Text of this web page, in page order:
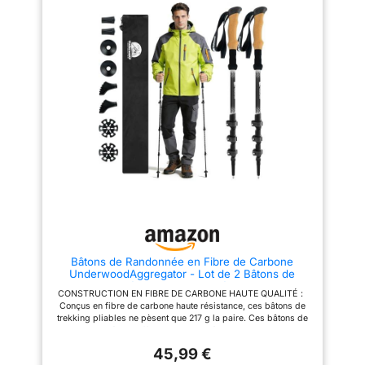
robuste pour un ajustement
rapide et fiable de la longueur
de 64,5 à 135 cm - Convient à
presque toutes les tailles et tous
les terrains Confort
professionnel : les poignées en
liège absorbant la transpiration
s'adaptent de manière
ergonomique à votre main.
L'extension de poignée en EVA
et la dragonne rembourrée
douce empêchent les points de
pression et les frottements et
assurent un confort durable
), paniers à chaussures pour
asphalte (2 x ), protections en
caoutchouc (4 x ), clips de
connexion (2 x ), cordes
transport - Prêt à l'emploi pour
votre prochaine aventure
de la randonnée, avec une
dragonne durable et réglable
pour un ajustement confortable.
EXPANDABLE AVEC LA
TECHNOLOGIE FLIP LOCK -
plus fiable, plus sûr, plus facile
à régler et à verrouiller en place
que les cannes à verrouillage
Livré avec des instructions
d'installation détaillées, vous
permettant de vous ajuster
rapidement et facilement à la
longueur souhaitée en quelques
secondes. La hauteur de la
COMPACTE, PRÊT À L'EMPLOI -
présentent une conception à
trois volets qui se replie à une
taille portable de 38 cm. Un
fourre-tout étanche est fourni
pour faciliter le transport et
l'emballage. LOT DE 10
embouts de bottes, 2 paniers à
Bâtons de Randonnée en Fibre de Carbone
UnderwoodAggregator - Lot de 2 Bâtons de
Femmes et Hommes, Bâtons de Marche
Ultralégers avec Poignée en Liège
CONSTRUCTION EN FIBRE DE CARBONE HAUTE QUALITÉ：
Conçus en fibre de carbone haute résistance, ces bâtons de
trekking pliables ne pèsent que 217 g la paire. Ces bâtons de
Que vous affrontiez des sentiers de montagne escarpés ou que
45,99 €